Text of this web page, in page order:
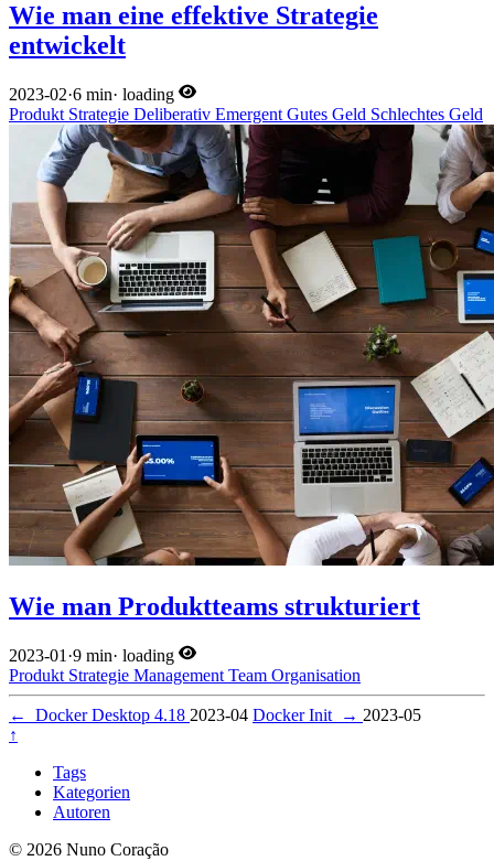
Wie man eine effektive Strategie
entwickelt
2023-02·6 min· loading
Produkt Strategie Deliberativ Emergent Gutes Geld Schlechtes Geld
Wie man Produktteams strukturiert
2023-01 ·9 min· loading
Produkt Strategie Management Team Organisation
← Docker Desktop 4.18 2023-04 Docker Init → 2023-05
↑
Tags
Kategorien
Autoren
© 2026 Nuno Coração